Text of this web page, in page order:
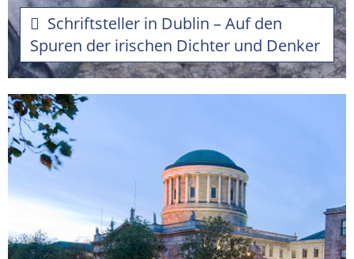
Schriftsteller in Dublin – Auf den
Spuren der irischen Dichter und Denker